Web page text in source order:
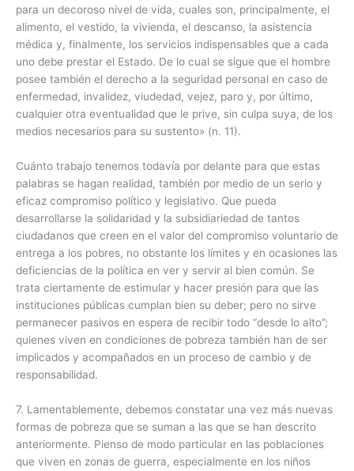
para un decoroso nivel de vida, cuales son, principalmente, el
alimento, el vestido, la vivienda, el descanso, la asistencia
médica y, finalmente, los servicios indispensables que a cada
uno debe prestar el Estado. De lo cual se sigue que el hombre
posee también el derecho a la seguridad personal en caso de
enfermedad, invalidez, viudedad, vejez, paro y, por último,
cualquier otra eventualidad que le prive, sin culpa suya, de los
medios necesarios para su sustento» (n. 11).
Cuánto trabajo tenemos todavía por delante para que estas
palabras se hagan realidad, también por medio de un serio y
eficaz compromiso político y legislativo. Que pueda
desarrollarse la solidaridad y la subsidiariedad de tantos
ciudadanos que creen en el valor del compromiso voluntario de
entrega a los pobres, no obstante los límites y en ocasiones las
deficiencias de la política en ver y servir al bien común. Se
trata ciertamente de estimular y hacer presión para que las
instituciones públicas cumplan bien su deber; pero no sirve
permanecer pasivos en espera de recibir todo “desde lo alto”;
quienes viven en condiciones de pobreza también han de ser
implicados y acompañados en un proceso de cambio y de
responsabilidad.
7. Lamentablemente, debemos constatar una vez más nuevas
formas de pobreza que se suman a las que se han descrito
anteriormente. Pienso de modo particular en las poblaciones
que viven en zonas de guerra, especialmente en los niños